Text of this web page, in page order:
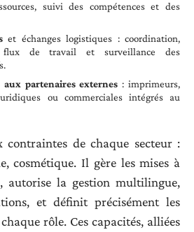
suivi des compétences et des
et échanges logistiques : coordination,
flux de travail et surveillance des
partenaires externes : imprimeurs,
ou commerciales intégrés au
contraintes de chaque secteur :
cosmétique. Il gère les mises à
autorise la gestion multilingue,
et définit précisément les
rôle. Ces capacités, alliées